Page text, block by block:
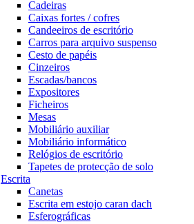
Cadeiras
Caixas fortes / cofres
Candeeiros de escritório
Carros para arquivo suspenso
Cesto de papéis
Cinzeiros
Escadas/bancos
Expositores
Ficheiros
Mesas
Mobiliário auxiliar
Mobiliário informático
Relógios de escritório
Tapetes de protecção de solo
Escrita
Canetas
Escrita em estojo caran dach
Esferográficas